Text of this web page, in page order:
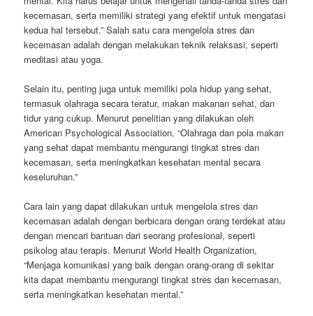
kecemasan, serta memiliki strategi yang efektif untuk mengatasi
kedua hal tersebut.” Salah satu cara mengelola stres dan
kecemasan adalah dengan melakukan teknik relaksasi, seperti
meditasi atau yoga.
Selain itu, penting juga untuk memiliki pola hidup yang sehat,
termasuk olahraga secara teratur, makan makanan sehat, dan
tidur yang cukup. Menurut penelitian yang dilakukan oleh
American Psychological Association, “Olahraga dan pola makan
yang sehat dapat membantu mengurangi tingkat stres dan
kecemasan, serta meningkatkan kesehatan mental secara
keseluruhan.”
Cara lain yang dapat dilakukan untuk mengelola stres dan
kecemasan adalah dengan berbicara dengan orang terdekat atau
dengan mencari bantuan dari seorang profesional, seperti
psikolog atau terapis. Menurut World Health Organization,
“Menjaga komunikasi yang baik dengan orang-orang di sekitar
kita dapat membantu mengurangi tingkat stres dan kecemasan,
serta meningkatkan kesehatan mental.”